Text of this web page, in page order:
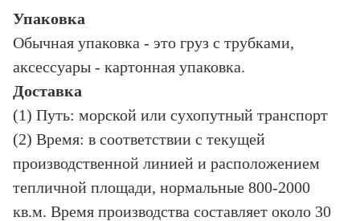
Упаковка
Обычная упаковка - это груз с трубками,
аксессуары - картонная упаковка.
Доставка
(1) Путь: морской или сухопутный транспорт
(2) Время: в соответствии с текущей
производственной линией и расположением
тепличной площади, нормальные 800-2000
кв.м. Время производства составляет около 30